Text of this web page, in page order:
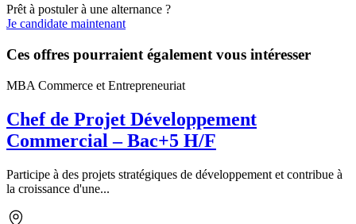
Prêt à postuler à une alternance ?
Je candidate maintenant
Ces offres pourraient également vous intéresser
MBA Commerce et Entrepreneuriat
Chef de Projet Développement
Commercial – Bac+5 H/F
Participe à des projets stratégiques de développement et contribue à
la croissance d'une...